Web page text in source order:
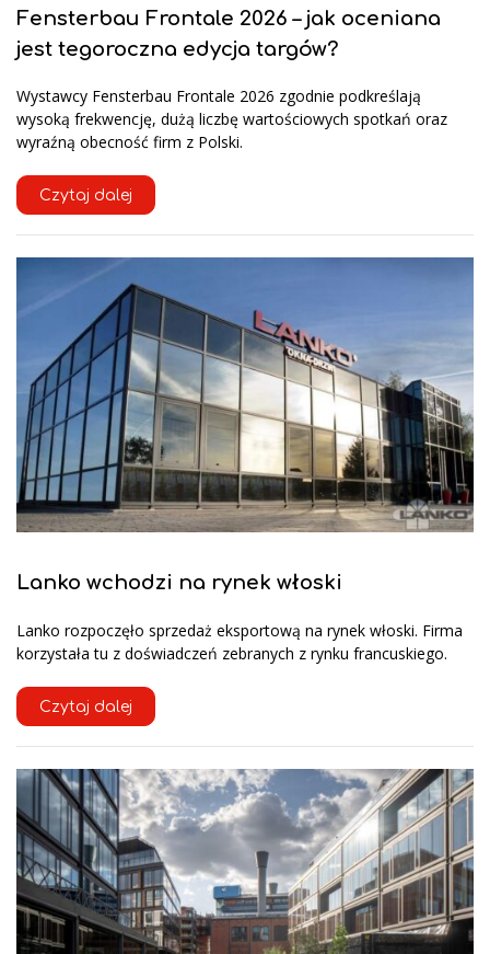
Fensterbau Frontale 2026 – jak oceniana
jest tegoroczna edycja targów?
Wystawcy Fensterbau Frontale 2026 zgodnie podkreślają
wysoką frekwencję, dużą liczbę wartościowych spotkań oraz
wyraźną obecność firm z Polski.
Czytaj dalej
Lanko wchodzi na rynek włoski
Lanko rozpoczęło sprzedaż eksportową na rynek włoski. Firma
korzystała tu z doświadczeń zebranych z rynku francuskiego.
Czytaj dalej